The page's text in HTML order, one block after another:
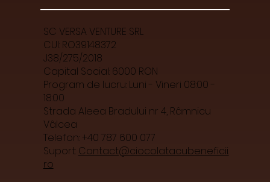
SC VERSA VENTURE SRL
CUI: RO39148372
J38/275/2018
Capital Social: 6000 RON
Program de lucru: Luni - Vineri 08:00 -
18:00
Strada Aleea Bradului nr 4, Râmnicu
Vâlcea
Telefon: +40 787 600 077
Suport: Contact@ciocolatacubeneficii.
ro